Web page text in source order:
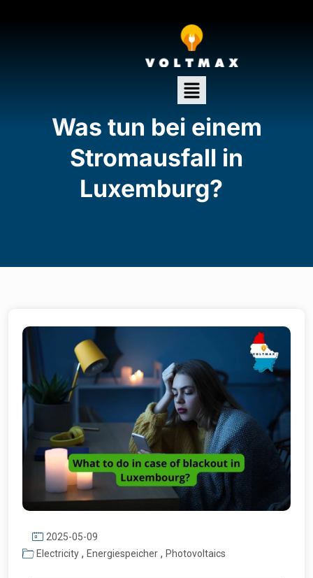
Was tun bei einem
Stromausfall in
Luxemburg?
2025-05-09
Electricity , Energiespeicher , Photovoltaics